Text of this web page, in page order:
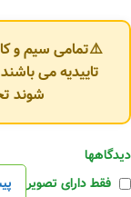
⚠️تمامی سیم و
تاییدیه می
شوند
دیدگاهها
فقط دارای تصویر